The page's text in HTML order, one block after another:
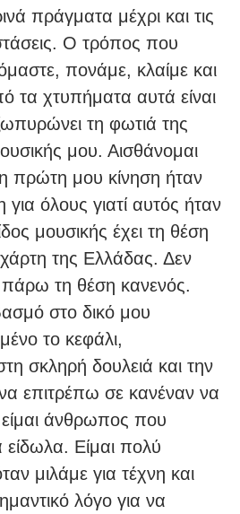
πράγματα μέχρι και τις
Ο τρόπος που
πονάμε, κλαίμε και
τα χτυπήματα αυτά είναι
τη φωτιά της
μου. Αισθάνομαι
πρώτη μου κίνηση ήταν
για όλους γιατί αυτός ήταν
μουσικής έχει τη θέση
της Ελλάδας. Δεν
τη θέση κανενός.
στο δικό μου
το κεφάλι,
σκληρή δουλειά και την
επιτρέπω σε κανέναν να
είμαι άνθρωπος που
είδωλα. Είμαι πολύ
μιλάμε για τέχνη και
λόγο για να